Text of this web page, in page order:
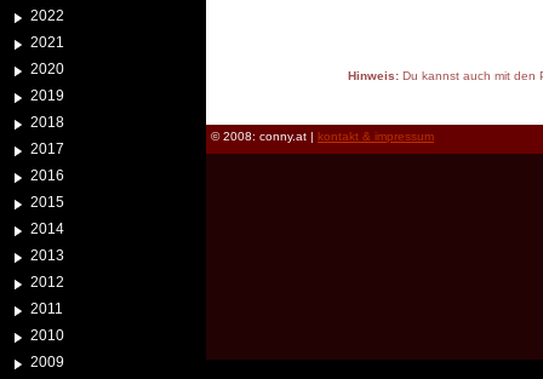
2022
2021
2020
2019
2018
2017
2016
2015
2014
2013
2012
2011
2010
2009
Hinweis:Du kannst auch mit den
© 2008: conny.at | kontakt & impressum